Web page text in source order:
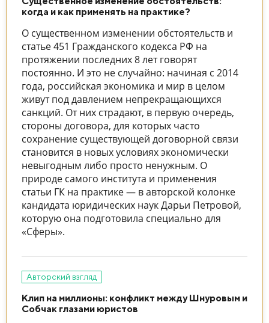
когда и как применять на практике?
О существенном изменении обстоятельств и
статье 451 Гражданского кодекса РФ на
протяжении последних 8 лет говорят
постоянно. И это не случайно: начиная с 2014
года, российская экономика и мир в целом
живут под давлением непрекращающихся
санкций. От них страдают, в первую очередь,
стороны договора, для которых часто
сохранение существующей договорной связи
становится в новых условиях экономически
невыгодным либо просто ненужным. О
природе самого института и применения
статьи ГК на практике — в авторской колонке
кандидата юридических наук Дарьи Петровой,
которую она подготовила специально для
«Сферы».
Авторский взгляд
Клип на миллионы: конфликт между Шнуровым и
Собчак глазами юристов